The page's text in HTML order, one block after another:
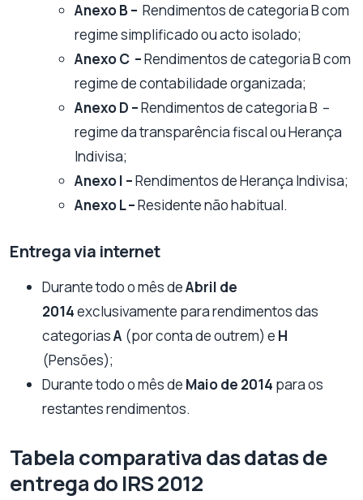
Anexo B – Rendimentos de categoria B com
regime simplificado ou acto isolado;
Anexo C –Rendimentos de categoria B com
regime de contabilidade organizada;
Anexo D –Rendimentos de categoria B –
regime da transparência fiscal ou Herança
Indivisa;
Anexo I –Rendimentos de Herança Indivisa;
Anexo L –Residente não habitual.
Entrega via internet
Durante todo o mês deAbril de
2014exclusivamente para rendimentos das
categoriasA (por conta de outrem) e H
(Pensões);
Durante todo o mês de Maio de 2014 para os
restantes rendimentos.
Tabela comparativa das datas de
entrega do IRS 2012